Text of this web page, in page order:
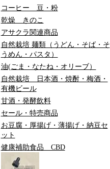
コーヒー 豆・粉
乾燥 きのこ
アサクラ関連商品
自然栽培 麺類（うどん・そば・そ
うめん・パスタ）
油(ごま・なたね・オリーブ）
自然栽培 日本酒・焼酎・梅酒・
有機ビール
甘酒・発酵飲料
セール・特売商品
お豆腐・厚揚げ・薄揚げ・納豆セ
ット
健康補助食品 CBD